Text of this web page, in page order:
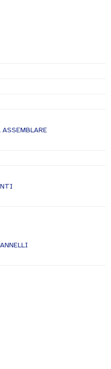
e riapribili
e
di montare
di cavi di diversi
sono
da aprire e
e la
del prodotto. Le
essere
o in fori o